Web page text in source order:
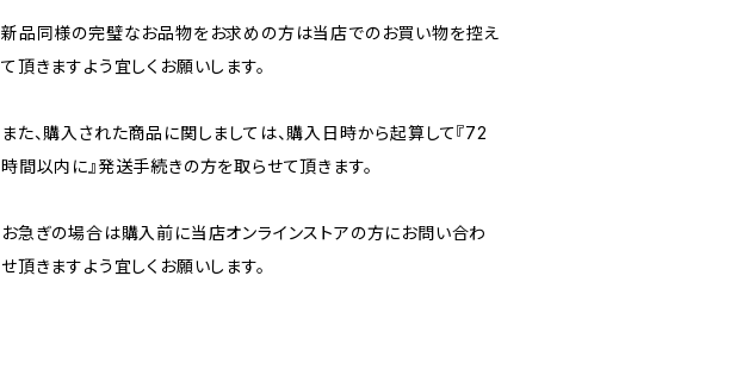
新品同様の完璧なお品物をお求めの方は当店でのお買い物を控え
て頂きますよう宜しくお願いします。
また、購入された商品に関しましては、購入日時から起算して『72
時間以内に』発送手続きの方を取らせて頂きます。
お急ぎの場合は購入前に当店オンラインストアの方にお問い合わ
せ頂きますよう宜しくお願いします。